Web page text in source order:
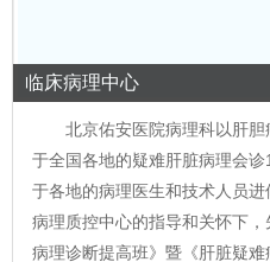
临床病理中心
北京佑安医院病理科以肝胆
于全国各地的疑难肝脏病理会
于各地的病理医生和技术人员
病理质控中心的指导和关怀下
病理诊断提高班》暨《肝脏